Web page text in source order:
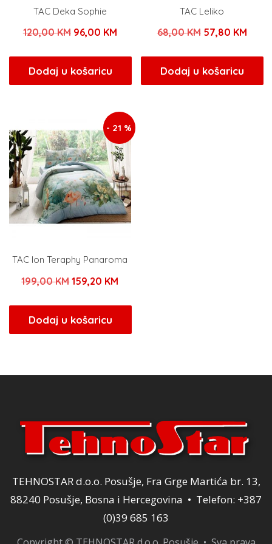
TAC Deka Sophie
120,00KM Izvorna
bila
je:
96,00 KMTrenutna
96,00 KM.
Dodaj u košaricu
TAC Leliko
68,00KM Izvorna
bila
je:
57,80 KM
Dodaj u košaricu
- 21 %
TAC Ion Teraphy Panaroma
199,00KMIzvorna
bila
je:
159,20 KM
159,20 KM.
Dodaj u košaricu
TEHNOSTAR d.o.o. Posušje, Fra Grge Martića br. 13,
88240 Posušje, Bosna i Hercegovina • Telefon: +387
(0)39 685 163